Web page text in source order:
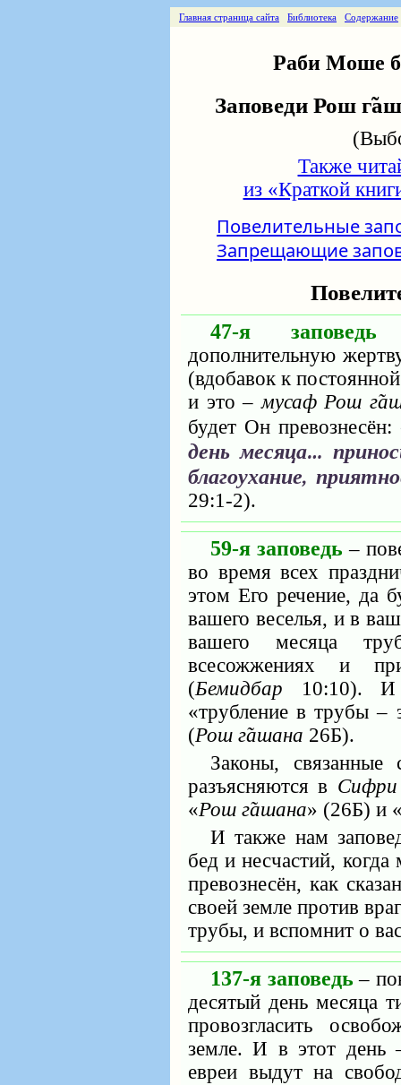
Главная страница сайта Библиотека Содержание
Раби Моше
Заповеди Рош
Также
из «Краткой
Повелительные
Запрещающие
47-я заповедь
дополнительную
(вдобавок к
и это ‒мусаф Рош
будет Он превознесён:
день месяца…
благоухание,
29:1-2).
59-я заповедь ‒
во время всех
этом Его речение, да
вашего веселья, и в
вашего месяца
всесожжениях и
(Бемидбар 10:10). И
«трубление в трубы ‒
(Рош г̃ашана 26Б).
Законы, связанные
разъясняются в Сифри
«Рош г̃ашана» (26Б) и
И также нам
бед и несчастий,
превознесён, как
своей земле против
трубы, и вспомнит о
137-я заповедь ‒
десятый день месяца
провозгласить
земле. И в этот день
евреи выдут на